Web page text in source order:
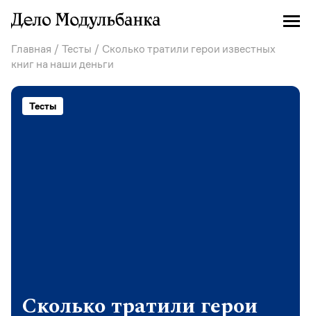
Главная / Тесты / Сколько тратили герои известных
книг на наши деньги
Тесты
Сколько тратили герои